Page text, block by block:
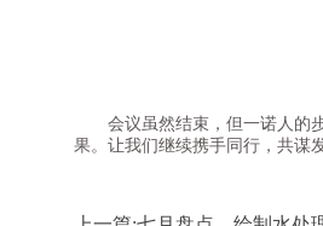
会议虽然结束，但一诺人的步
果。让我们继续携手同行，共谋